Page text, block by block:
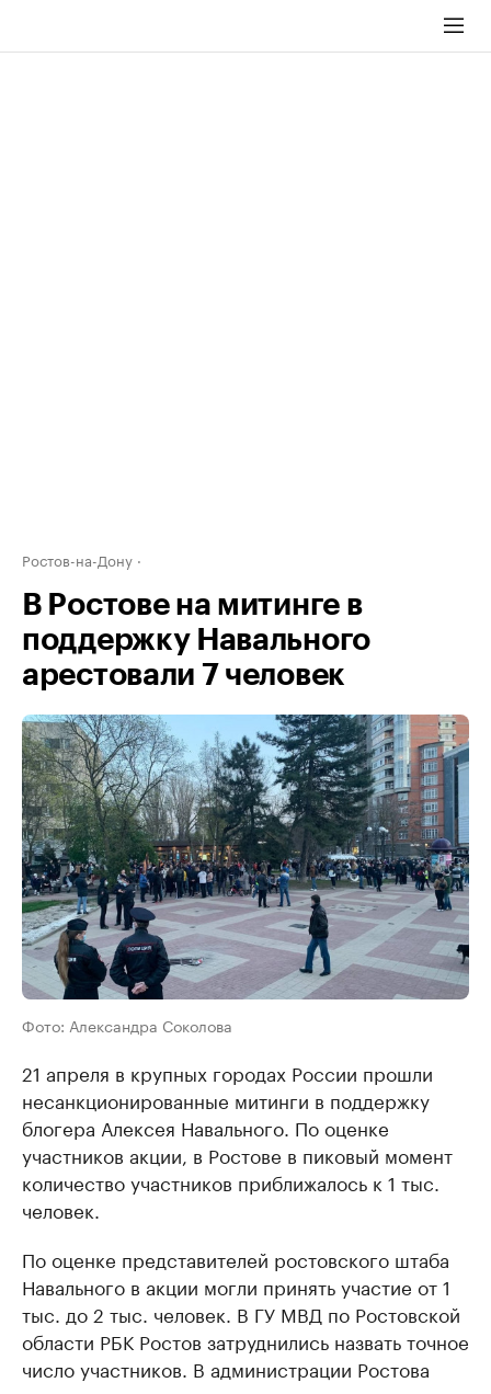
Ростов-на-Дону
В Ростове на митинге в
поддержку Навального
арестовали 7 человек
Фото: Александра Соколова
21 апреля в крупных городах России прошли
несанкционированные митинги в поддержку
блогера Алексея Навального. По оценке
участников акции, в Ростове в пиковый момент
количество участников приближалось к 1 тыс.
человек.
По оценке представителей ростовского штаба
Навального в акции могли принять участие от 1
тыс. до 2 тыс. человек. В ГУ МВД по Ростовской
области РБК Ростов затруднились назвать точное
число участников. В администрации Ростова